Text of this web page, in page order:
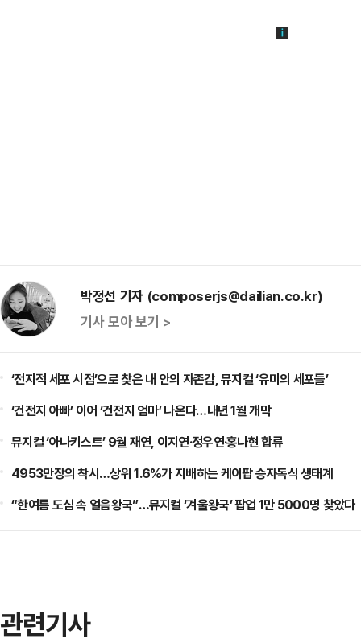
박정선 기자 (composerjs@dailian.co.kr)
기사 모아 보기 >
‘전지적 세포 시점’으로 찾은 내 안의 자존감, 뮤지컬 ‘유미의 세포들’
‘건전지 아빠’ 이어 ‘건전지 엄마’ 나온다…내년 1월 개막
뮤지컬 ‘아나키스트’ 9월 재연, 이지연·정우연·홍나현 합류
4953만장의 착시…상위 1.6%가 지배하는 케이팝 승자독식 생태계
“한여름 도심 속 얼음왕국”…뮤지컬 ‘겨울왕국’ 팝업 1만 5000명 찾았다
관련기사